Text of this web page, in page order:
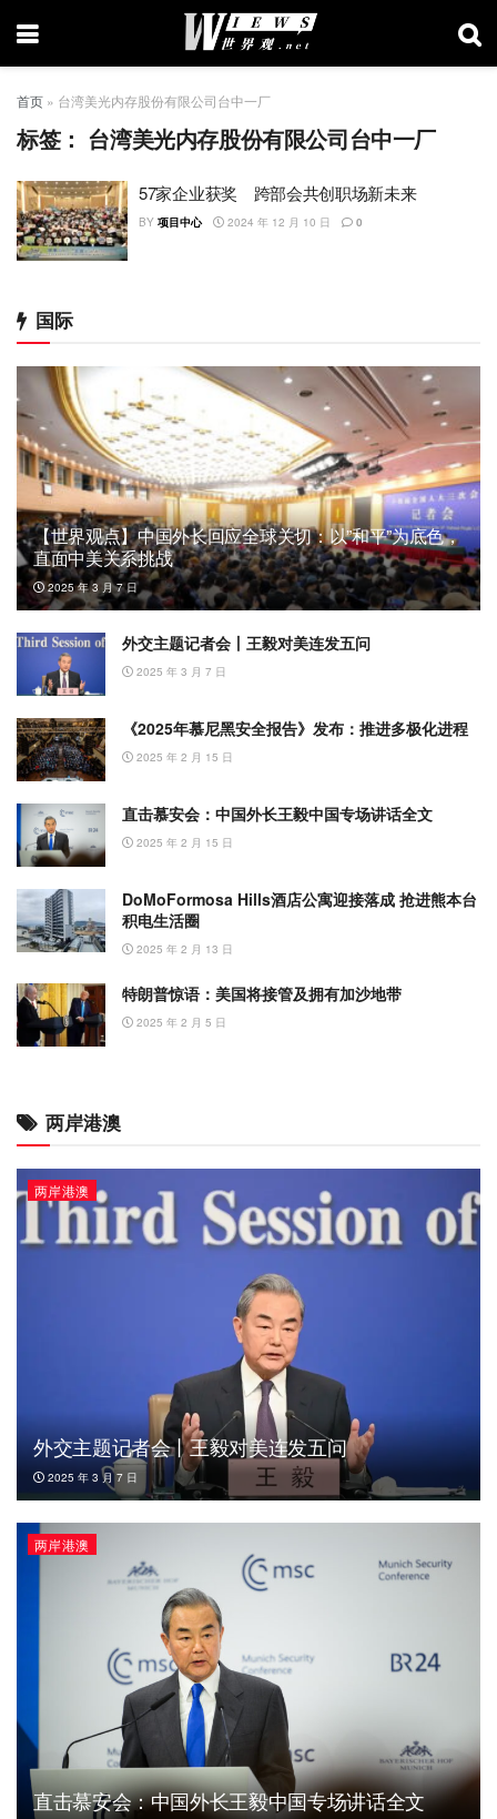
首页 » 台湾美光内存股份有限公司台中一厂
标签： 台湾美光内存股份有限公司台中一厂
57家企业获奖 跨部会共创职场新未来
BY 项目中心 2024 年 12 月 10 日 0
国际
【世界观点】中国外长回应全球关切：以”和平”为底色，
直面中美关系挑战
2025 年 3 月 7 日
外交主题记者会丨王毅对美连发五问
2025 年 3 月 7 日
《2025年慕尼黑安全报告》发布：推进多极化进程
2025 年 2 月 15 日
直击慕安会：中国外长王毅中国专场讲话全文
2025 年 2 月 15 日
DoMoFormosa Hills酒店公寓迎接落成 抢进熊本台
积电生活圈
2025 年 2 月 13 日
特朗普惊语：美国将接管及拥有加沙地带
2025 年 2 月 5 日
两岸港澳
两岸港澳
外交主题记者会丨王毅对美连发五问
2025 年 3 月 7 日
两岸港澳
直击慕安会：中国外长王毅中国专场讲话全文